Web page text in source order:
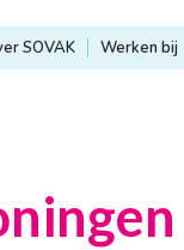
SOVAK Werken bij